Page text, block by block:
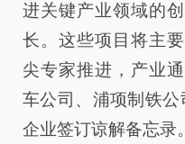
进关键产业领域的
长。这些项目将主
尖专家推进，产业
车公司、浦项制铁
企业签订谅解备忘录